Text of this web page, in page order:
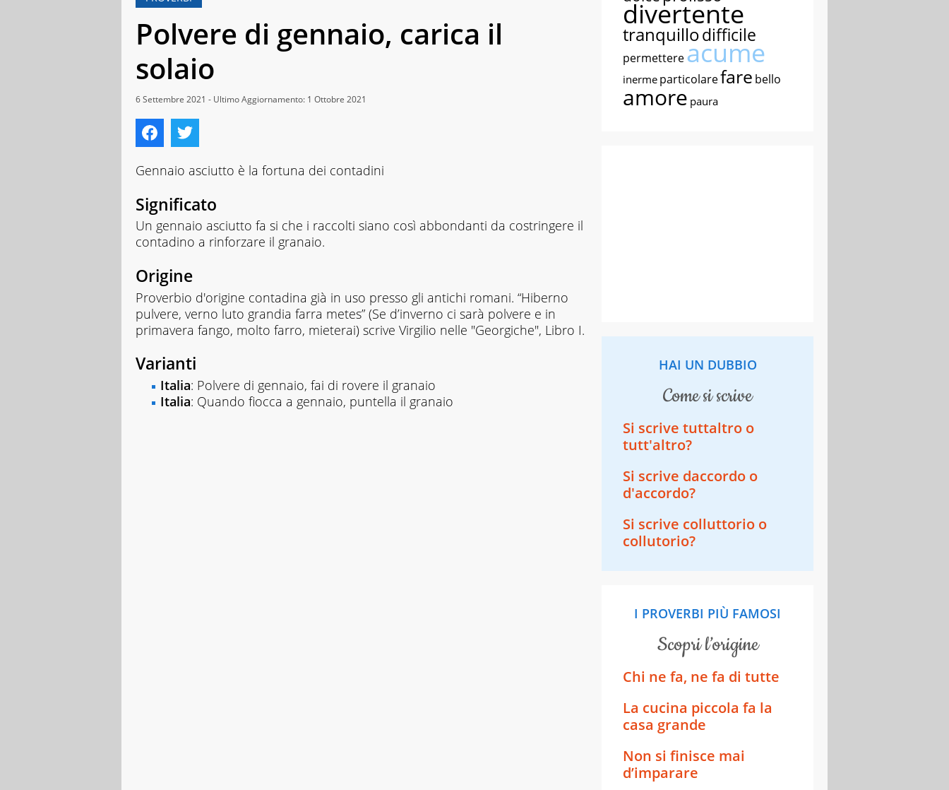
Polvere di gennaio, carica il
solaio
6 Settembre 2021 - Ultimo Aggiornamento: 1 Ottobre 2021
Gennaio asciutto è la fortuna dei contadini
Significato
Un gennaio asciutto fa si che i raccolti siano così abbondanti da costringere il
contadino a rinforzare il granaio.
Origine
Proverbio d'origine contadina già in uso presso gli antichi romani. “Hiberno
pulvere, verno luto grandia farra metes” (Se d’inverno ci sarà polvere e in
primavera fango, molto farro, mieterai) scrive Virgilio nelle "Georgiche", Libro I.
Varianti
Italia: Polvere di gennaio, fai di rovere il granaio
Italia: Quando fiocca a gennaio, puntella il granaio
divertente
tranquillodifficile
permettereacume
inerme particolarefare bello
amore paura
HAI UN DUBBIO
come si scrive
Si scrive tuttaltro o
tutt'altro?
Si scrive daccordo o
d'accordo?
Si scrive colluttorio o
collutorio?
I PROVERBI PIÙ FAMOSI
scopri l’origine
Chi ne fa, ne fa di tutte
La cucina piccola fa la
casa grande
Non si finisce mai
d’imparare